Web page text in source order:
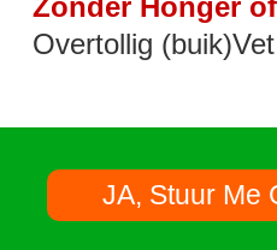
Overtollig
JA, Stuur Me